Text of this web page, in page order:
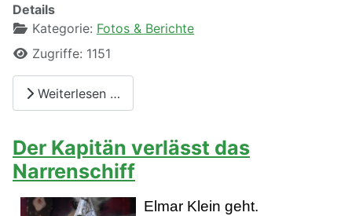
Details
Kategorie: Fotos & Berichte
Zugriffe: 1151
Weiterlesen …
Der Kapitän verlässt das
Narrenschiff
Elmar Klein geht.